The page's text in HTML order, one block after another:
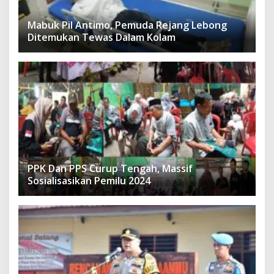
Mabuk Pil Antimo, Pemuda Rejang Lebong
Ditemukan Tewas Dalam Kolam
PPK Dan PPS Curup Tengah, Massif
Sosialisasikan Pemilu 2024